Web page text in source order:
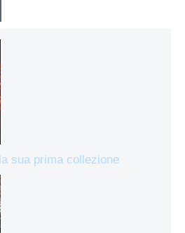
sua prima collezione